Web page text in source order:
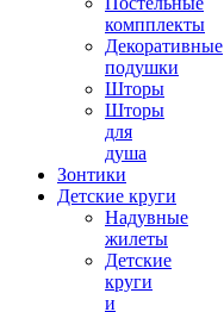
компплекты
Декоративные
подушки
Шторы
Шторы
для
душа
Зонтики
Детские круги
Надувные
жилеты
Детские
круги
и